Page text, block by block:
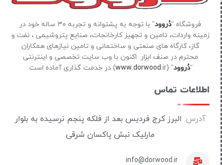
فروشگاه “دُروود
” با توجه به پشتوانه و تجربه ۳۰ ساله خود در
زمینه واردات، تامین و تجهیز کارخانجات، صنایع پتروشیمی ، نفت و
گاز، کارگاه های صنعتی و ساختمانی و تامین نیازهای همکاران
محترم در صنف ابزار اکنون با وب سایت تخصصی و اینترنتی
“دُروود” (
www.dorwood.ir) در خدمت گذاری آماده است.
اطلاعات تماس
آدرس: البرز کرج فردیس بعد از فلکه پنجم نرسیده به بلوار
مارلیک نبش پاکسان شرقی
info@dorwood.ir